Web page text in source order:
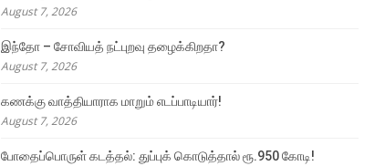
August 7, 2026
இந்தோ – சோவியத் நட்புறவு தழைக்கிறதா?
August 7, 2026
கணக்கு வாத்தியாராக மாறும் எடப்பாடியார்!
August 7, 2026
போதைப்பொருள் கடத்தல்: துப்புக் கொடுத்தால் ரூ.950 கோடி!